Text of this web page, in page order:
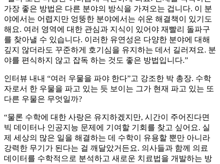
가장 좋은 방법은 다른 분야의 방식을 가져오는 겁니다. 이 분
야에서는 어렵지만 엉뚱한 분야에서는 쉬운 해결책이 있기도
해요. 여러 영역에 대한 관심과 지식이 있어야 재빨리 돌파구
를 찾아낼 수 있습니다. 이러한 유연성은 다양한 분야에 대해
깊지 않더라도 꾸준하게 호기심을 유지하는 데서 길러져요. 분
야를 편식하지 않고 잡독 하는 것도 좋은 방법입니다.”
인터뷰 내내 “여러 우물을 파야 한다”고 강조한 박 총장. 수학
자로서 한 우물을 파고 있는 듯 보이는 그가 현재 파고 있는 또
다른 우물은 무엇일까?
“물론 수학에 대한 사랑은 유지하겠지만, 시간이 주어진다면
빅 데이터나 인공지능 문제에 기여할 기회를 찾고 싶어요. 실
제 세상의 많은 일을 해결하는 데 수학이 유용할 뿐만 아니라
강력한 무기가 된다는 걸 깨달았거든요. 의사들과 함께 의료
데이터를 수학적으로 분석하고 새로운 치료법을 개발하는 방